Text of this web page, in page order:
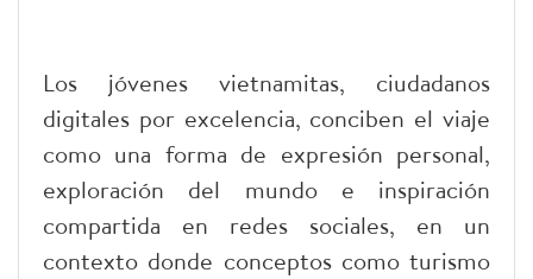
Los jóvenes vietnamitas, ciudadanos
digitales por excelencia, conciben el viaje
como una forma de expresión personal,
exploración del mundo e inspiración
compartida en redes sociales, en un
contexto donde conceptos como turismo